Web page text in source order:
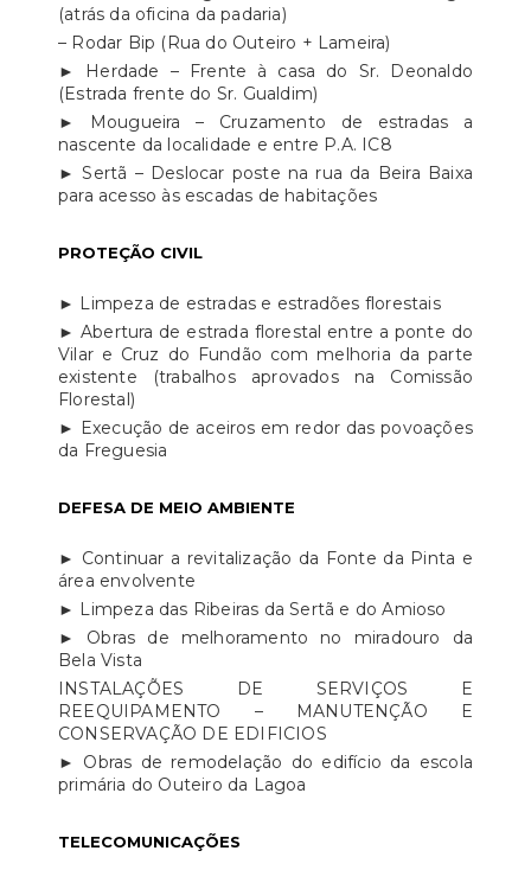
(atrás da oficina da padaria)
– Rodar Bip (Rua do Outeiro + Lameira)
► Herdade – Frente à casa do Sr. Deonaldo
(Estrada frente do Sr. Gualdim)
► Mougueira – Cruzamento de estradas a
nascente da localidade e entre P.A. IC8
► Sertã – Deslocar poste na rua da Beira Baixa
para acesso às escadas de habitações
PROTEÇÃO CIVIL
► Limpeza de estradas e estradões florestais
► Abertura de estrada florestal entre a ponte do
Vilar e Cruz do Fundão com melhoria da parte
existente (trabalhos aprovados na Comissão
Florestal)
► Execução de aceiros em redor das povoações
da Freguesia
DEFESA DE MEIO AMBIENTE
► Continuar a revitalização da Fonte da Pinta e
área envolvente
► Limpeza das Ribeiras da Sertã e do Amioso
► Obras de melhoramento no miradouro da
Bela Vista
INSTALAÇÕES DE SERVIÇOS E
REEQUIPAMENTO – MANUTENÇÃO E
CONSERVAÇÃO DE EDIFICIOS
► Obras de remodelação do edifício da escola
primária do Outeiro da Lagoa
TELECOMUNICAÇÕES